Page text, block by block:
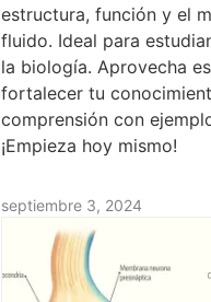
estructura, función y el
fluido. Ideal para
la biología. Aprovecha
fortalecer tu
comprensión con
¡Empieza hoy mismo!
septiembre 3, 2024